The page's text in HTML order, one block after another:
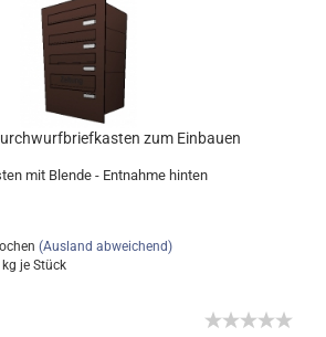
zum Einbauen
mit Blende - Entnahme hinten
(Ausland abweichend)
kg je Stück